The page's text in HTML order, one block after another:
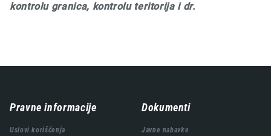
kontrolu granica, kontrolu teritorija i dr.
Навигација
подножја
Pravne informacije
Uslovi korišćenja
Dokumenti
Javne nabavke